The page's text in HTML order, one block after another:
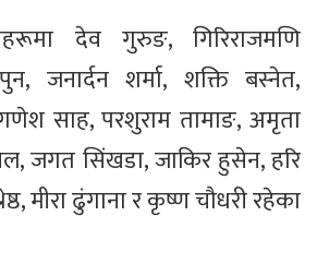
देव गुरुङ, गिरिराजमणि
जनार्दन शर्मा, शक्ति बस्नेत,
साह, परशुराम तामाङ, अमृता
जगत सिंखडा, जाकिर हुसेन, हरि
मीरा ढुंगाना र कृष्ण चौधरी रहेका